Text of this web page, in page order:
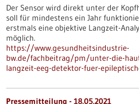
Der Sensor wird direkt unter der
soll für mindestens ein Jahr
erstmals eine objektive Langzeit-
möglich.
https://www.gesundheitsindustrie-
bw.de/fachbeitrag/pm/unter-die-
langzeit-eeg-detektor-fuer-
Pressemitteilung - 18.05.2021